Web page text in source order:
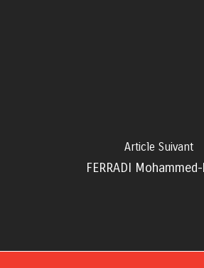
Article Suivant
FERRADI